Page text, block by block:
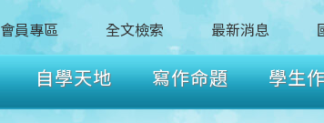
會員專區 全文檢索 最新消息
自學天地 寫作命題 學生